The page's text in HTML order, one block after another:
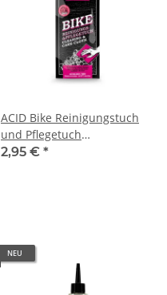
ACID Bike Reinigungstuch
und Pflegetuch
wiederverwendbar
2,95 € *
NEU